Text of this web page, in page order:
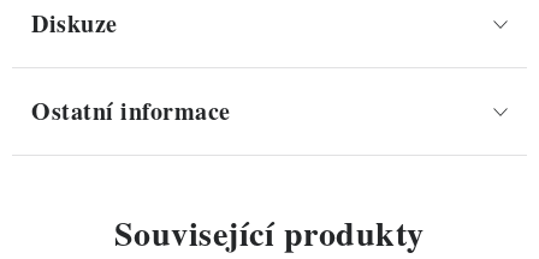
Diskuze
Ostatní informace
Související produkty